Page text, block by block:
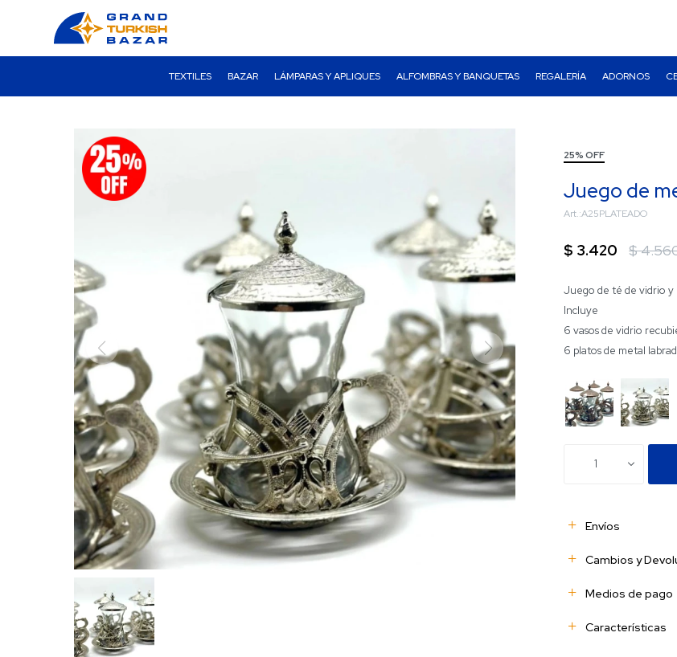
TEXTILES BAZAR LÁMPARAS Y APLIQUES ALFOMBRAS Y BANQUETAS REGALERÍA ADORNOS
25% OFF
Juego de
A25PLATEADO
$ 3.420 $
Juego de té de vidrio y
Incluye
6 vasos de vidrio
6 platos de metal
1
Envíos
Cambios y
Medios de pago
Características